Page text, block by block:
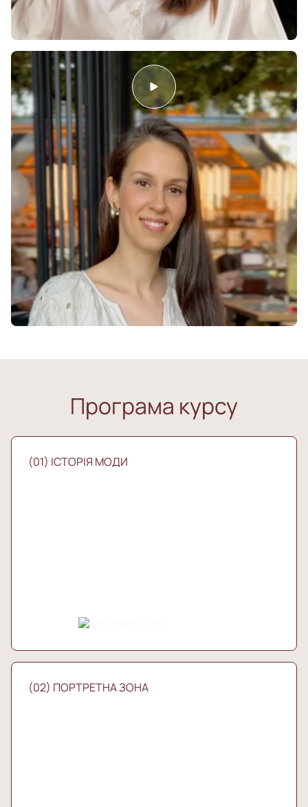
Програма курсу
(01) ІСТОРІЯ МОДИ
(02) ПОРТРЕТНА ЗОНА